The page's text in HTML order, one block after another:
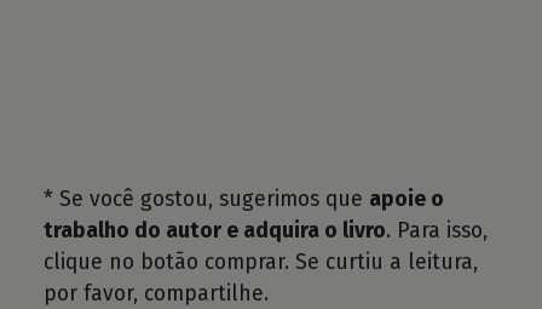
* Se você gostou, sugerimos que apoie o
trabalho do autor e adquira o livro. Para isso,
clique no botão comprar. Se curtiu a leitura,
por favor, compartilhe.